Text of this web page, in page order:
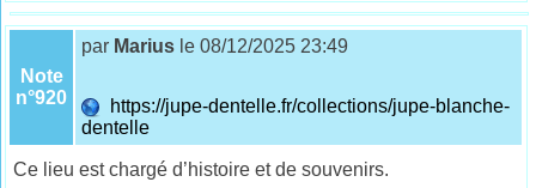
Note
n°920
par Marius le 08/12/2025 23:49
https://jupe-dentelle.fr/collections/jupe-blanche-
dentelle
Ce lieu est chargé d’histoire et de souvenirs.